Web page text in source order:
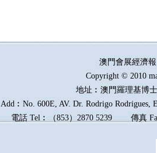
澳門會展經濟
Copyright © 2010
地址︰澳門羅理基博
Add︰No. 600E, AV. Dr. Rodrigo Rodrigues,
電話 Tel︰（853）2870 5239傳真